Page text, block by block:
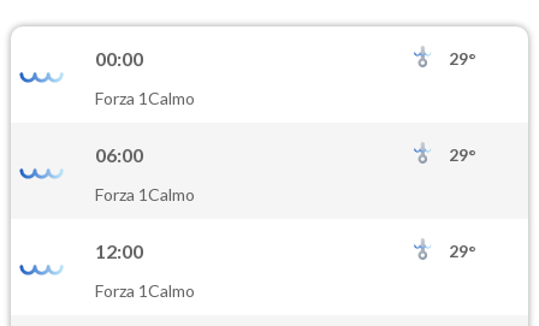
00:00
29°
Forza 1Calmo
06:00
29°
Forza 1Calmo
12:00
29°
Forza 1Calmo